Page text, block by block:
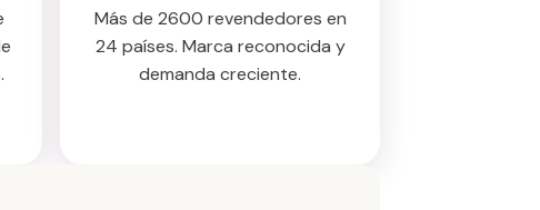
Más de 2600 revendedores en
24 países. Marca reconocida y
demanda creciente.